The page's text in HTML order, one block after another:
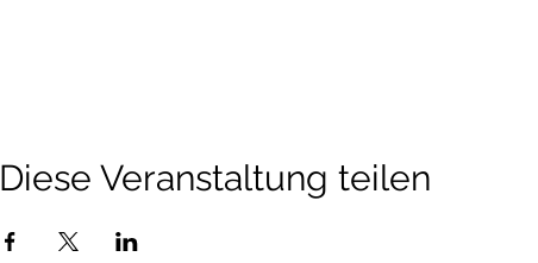
Diese Veranstaltung teilen